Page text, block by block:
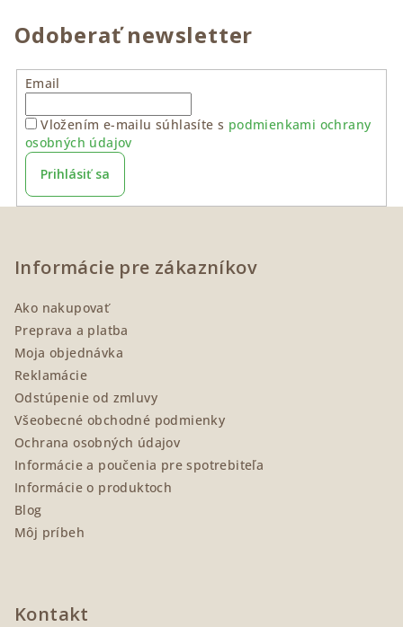
Odoberať newsletter
Email
Vložením e-mailu súhlasíte s podmienkami ochrany
osobných údajov
Prihlásiť sa
Informácie pre zákazníkov
Ako nakupovať
Preprava a platba
Moja objednávka
Reklamácie
Odstúpenie od zmluvy
Všeobecné obchodné podmienky
Ochrana osobných údajov
Informácie a poučenia pre spotrebiteľa
Informácie o produktoch
Blog
Môj príbeh
Kontakt